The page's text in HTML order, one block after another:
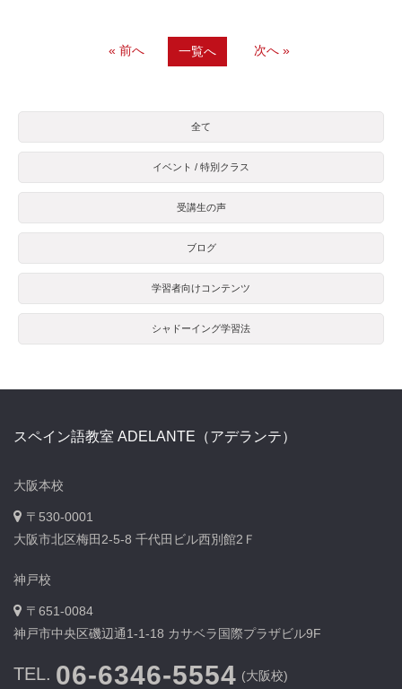
« 前へ 一覧へ 次へ »
全て
イベント / 特別クラス
受講生の声
ブログ
学習者向けコンテンツ
シャドーイング学習法
スペイン語教室 ADELANTE（アデランテ）
大阪本校
〒530-0001
大阪市北区梅田2-5-8 千代田ビル西別館2Ｆ
神戸校
〒651-0084
神戸市中央区磯辺通1-1-18 カサベラ国際プラザビル9F
TEL. 06-6346-5554 (大阪校)